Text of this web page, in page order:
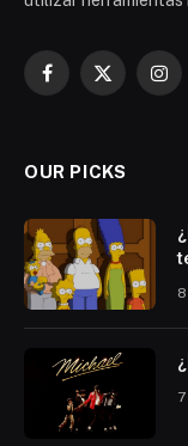
Facebook
X
OUR PICKS